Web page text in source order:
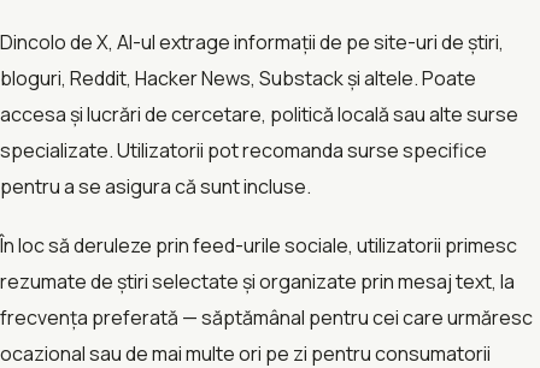
Dincolo de X, AI-ul extrage informații de pe site-uri de știri,
bloguri, Reddit, Hacker News, Substack și altele. Poate
accesa și lucrări de cercetare, politică locală sau alte surse
specializate. Utilizatorii pot recomanda surse specifice
pentru a se asigura că sunt incluse.
În loc să deruleze prin feed-urile sociale, utilizatorii primesc
rezumate de știri selectate și organizate prin mesaj text, la
frecvența preferată — săptămânal pentru cei care urmăresc
ocazional sau de mai multe ori pe zi pentru consumatorii